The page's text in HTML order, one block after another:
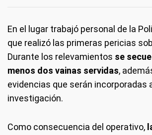
En el lugar trabajó personal de la
que realizó las primeras pericias
Durante los relevamientos se
menos dos vainas servidas,
evidencias que serán incorporadas
investigación.
Como consecuencia del operativo,